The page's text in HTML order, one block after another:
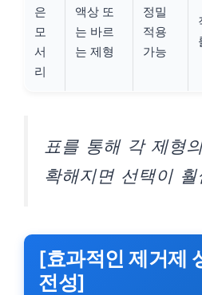
은
모
서
리
액상 또
는 바르
는 제형
정밀
적용
가능
표를 통해 각 제형
확해지면 선택이
[효과적인 제거제
전성]